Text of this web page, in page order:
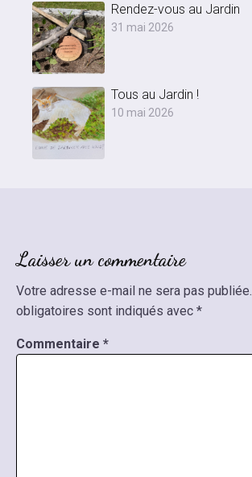
Rendez-vous au Jardin
31 mai 2026
Tous au Jardin !
10 mai 2026
Laisser un commentaire
Votre adresse e-mail ne sera pas publiée.
obligatoires sont indiqués avec *
Commentaire *